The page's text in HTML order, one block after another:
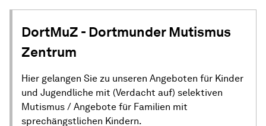
DortMuZ - Dortmunder Mutismus
Zentrum
Hier gelangen Sie zu unseren Angeboten für Kinder
und Jugendliche mit (Verdacht auf) selektiven
Mutismus / Angebote für Familien mit
sprechängstlichen Kindern.